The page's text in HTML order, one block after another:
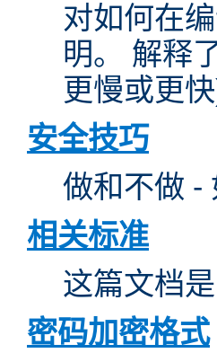
对如何在
明。 解释
更慢或更快
安全技巧
做和不做 -
相关标准
这篇文档
密码加密格式